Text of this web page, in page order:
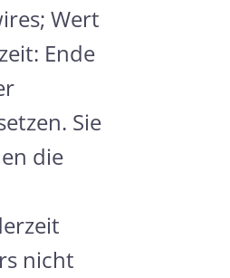
Wert
Ende
Sie
die
nicht